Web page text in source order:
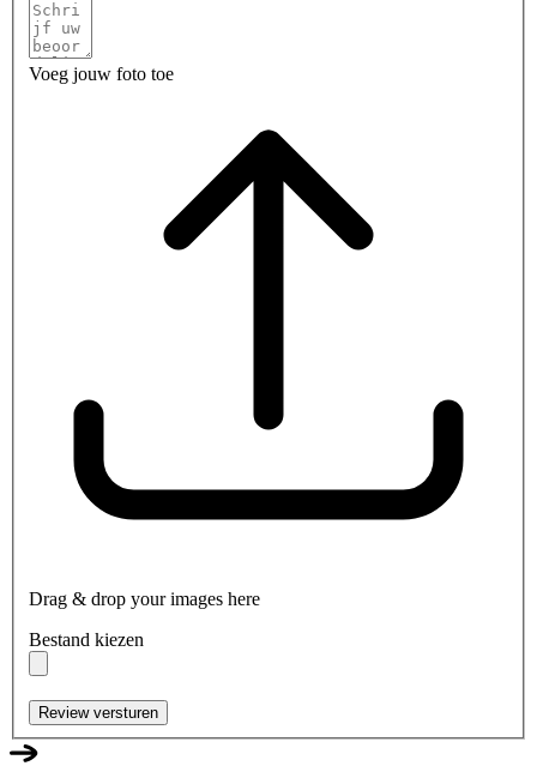
Voeg jouw foto toe
Drag & drop your images here
Bestand kiezen
Review versturen